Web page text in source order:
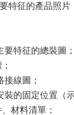
特征的產品照片
特征的總裝圖；
線圖；
裝的固定位置（
材料清單：